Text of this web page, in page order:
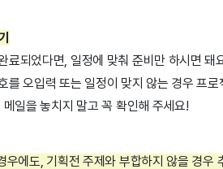
료되었다면, 일정에 맞춰 준비만 하시면 돼
를 오입력 또는 일정이 맞지 않는 경우 프
일을 놓치지 말고 꼭 확인해 주세요!
에도, 기획전 주제와 부합하지 않을 경우